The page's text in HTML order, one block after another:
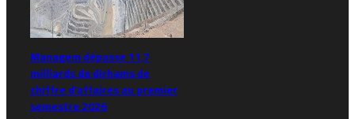
Managem dépasse 11,7
milliards de dirhams de
chiffre d’affaires au premier
semestre 2026